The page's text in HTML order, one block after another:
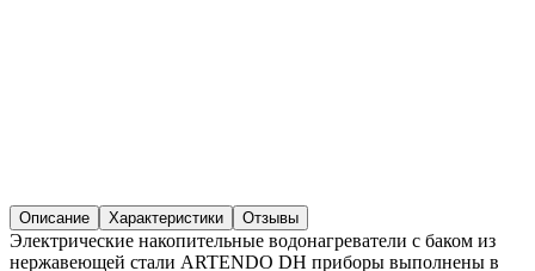
Описание Характеристики Отзывы
Электрические накопительные водонагреватели с баком из
нержавеющей стали ARTENDO DH приборы выполнены в